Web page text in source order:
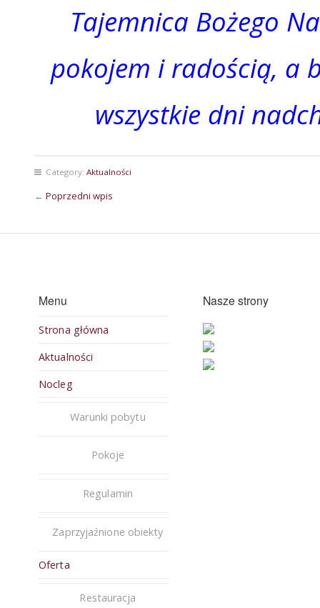
Tajemnica Bożego
pokojem i radością, a
wszystkie dni
Category: Aktualności
← Poprzedni wpis
Menu
Strona główna
Aktualności
Nocleg
Warunki pobytu
Pokoje
Regulamin
Zaprzyjaźnione obiekty
Oferta
Restauracja
Nasze strony